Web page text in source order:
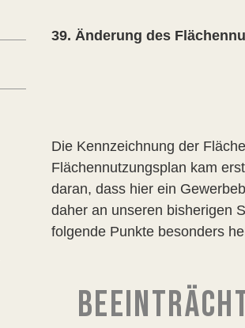
39. Änderung des
Die Kennzeichnung der
Flächennutzungsplan kam
daran, dass hier ein
daher an unseren bisherigen
folgende Punkte besonders